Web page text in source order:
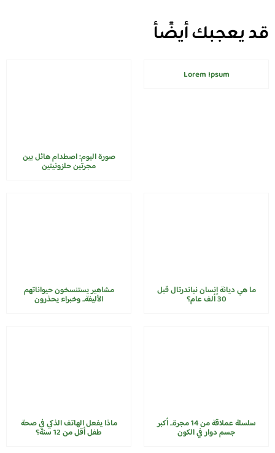
قد يعجبك أيضًأ
Lorem Ipsum
صورة اليوم: اصطدام هائل بين
مجرتين حلزونيتين
ما هي ديانة إنسان نياندرتال قبل
30 ألف عام؟
مشاهير يستنسخون حيواناتهم
الأليفة.. وخبراء يحذرون
سلسلة عملاقة من 14 مجرة..​​ أكبر
جسم دوار في الكون
ماذا يفعل الهاتف الذكي في صحة
طفل أقل من 12 سنة؟